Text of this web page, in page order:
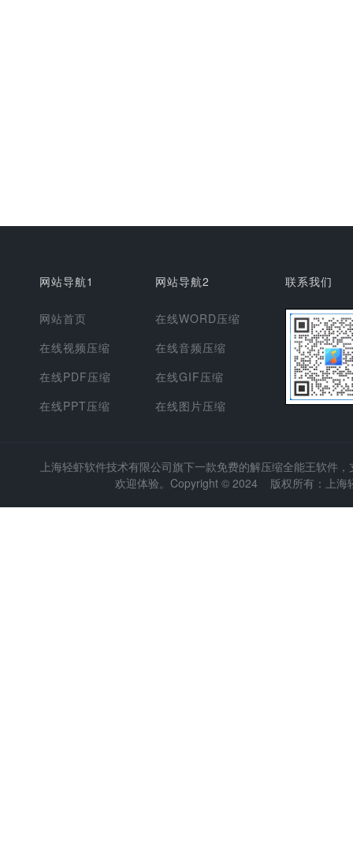
网站导航1
网站首页
在线视频压缩
在线PDF压缩
在线PPT压缩
网站导航2
在线WORD压缩
在线音频压缩
在线GIF压缩
在线图片压缩
联系我们
上海轻虾软件技术有限公司旗下一款免费的解压缩全能王软件
欢迎体验。Copyright © 2024 版权所有：上